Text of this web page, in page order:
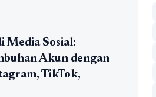
Media Sosial:
Akun dengan
TikTok,